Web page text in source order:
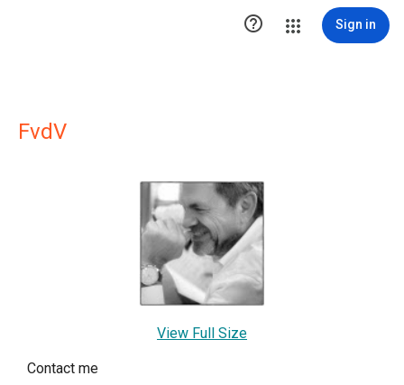
 Sign in
FvdV
View Full Size
Contact me